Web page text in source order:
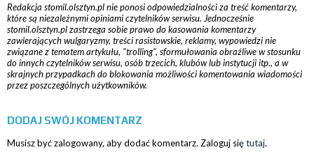
Redakcja stomil.olsztyn.pl nie ponosi odpowiedzialności za treść komentarzy,
które są niezależnymi opiniami czytelników serwisu. Jednocześnie
stomil.olsztyn.pl zastrzega sobie prawo do kasowania komentarzy
zawierających wulgaryzmy, treści rasistowskie, reklamy, wypowiedzi nie
związane z tematem artykułu, "trolling", sformułowania obraźliwe w stosunku
do innych czytelników serwisu, osób trzecich, klubów lub instytucji itp., a w
skrajnych przypadkach do blokowania możliwości komentowania wiadomości
przez poszczególnych użytkowników.
DODAJ SWÓJ KOMENTARZ
Musisz być zalogowany, aby dodać komentarz. Zaloguj siętutaj.